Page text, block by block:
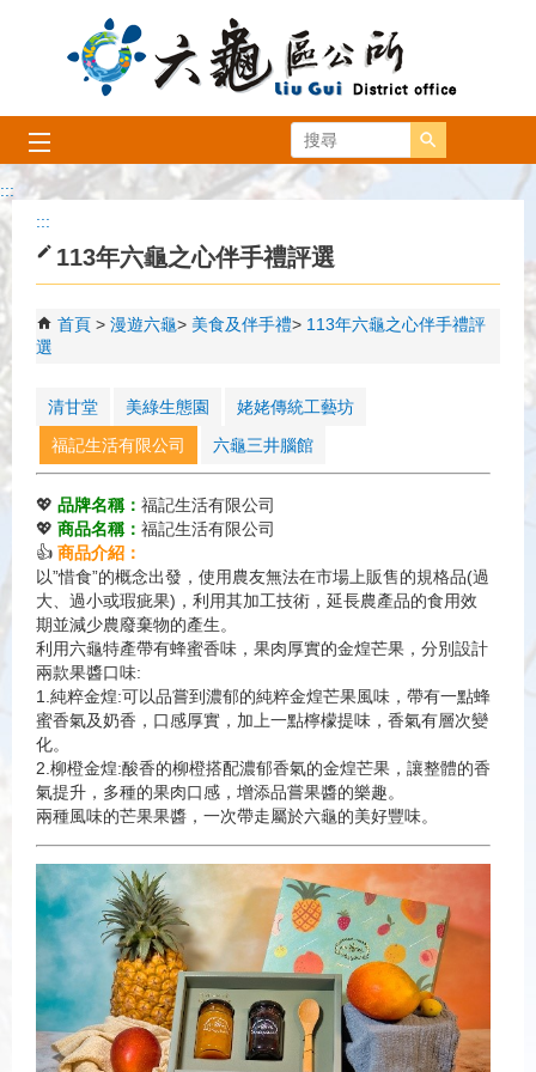
跳到主要內容區塊
搜尋
:::
:::
113年六龜之心伴手禮評選
首頁 漫遊六龜 美食及伴手禮
113年六龜之心伴手禮評
選
清甘堂 美綠生態園
姥姥傳統工藝坊
福記生活有限公司
六龜三井腦館
💖 品牌名稱： 福記生活有限公司
💖 商品名稱： 福記生活有限公司
👍 商品介紹：
以”惜食”的概念出發，使用農友無法在市場上販售的規格品(過
大、過小或瑕疵果)，利用其加工技術，延長農產品的食用效
期並減少農廢棄物的產生。
利用六龜特產帶有蜂蜜香味，果肉厚實的金煌芒果，分別設計
兩款果醬口味:
1.純粹金煌:可以品嘗到濃郁的純粹金煌芒果風味，帶有一點蜂
蜜香氣及奶香，口感厚實，加上一點檸檬提味，香氣有層次變
化。
2.柳橙金煌:酸香的柳橙搭配濃郁香氣的金煌芒果，讓整體的香
氣提升，多種的果肉口感，增添品嘗果醬的樂趣。
兩種風味的芒果果醬，一次帶走屬於六龜的美好豐味。